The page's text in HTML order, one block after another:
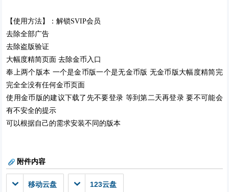
【使用方法】：解锁SVIP会员
去除全部广告
去除盗版验证
大幅度精简页面 去除金币入口
奉上两个版本 一个是金币版一个是无金币版 无金币版大幅度精简完
完全全没有任何金币页面
使用金币版的建议下载了先不要登录 等到第二天再登录 要不可能会
有不安全的提示
可以根据自己的需求安装不同的版本
附件内容
移动云盘 123云盘